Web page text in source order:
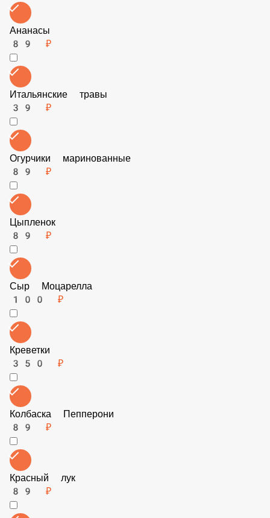
Бекон 50гр
89 ₽
100 ₽
Ананасы
89 ₽
Итальянские травы
39 ₽
Огурчики маринованные
89 ₽
Цыпленок